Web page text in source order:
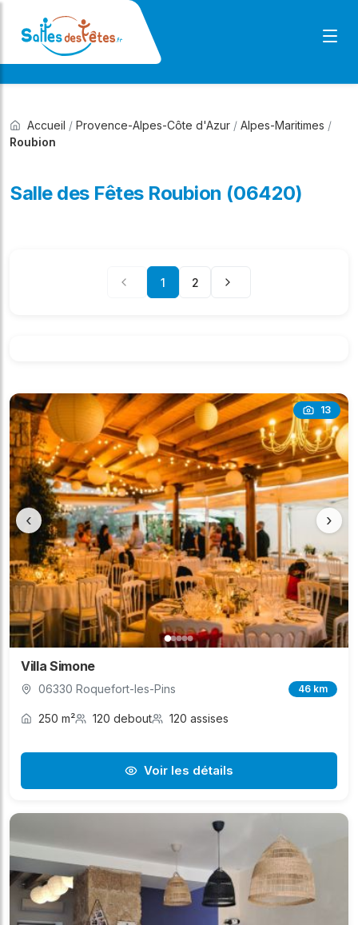
Accueil / Provence-Alpes-Côte d'Azur / Alpes-Maritimes /
Roubion
Salle des Fêtes Roubion (06420)
1 2
13
‹ ›
Villa Simone
06330 Roquefort-les-Pins 46 km
250 m² 120 debout 120 assises
Voir les détails